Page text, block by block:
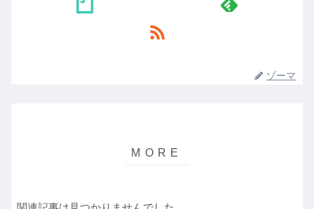
ゾーマ